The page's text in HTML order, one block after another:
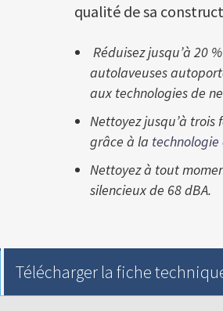
qualité de sa
Réduisez jusqu’à 20
autolaveuses
aux technologies de
Nettoyez jusqu’à trois
grâce à la technologie
Nettoyez à tout
silencieux de 68 dBA.
Télécharger la fiche